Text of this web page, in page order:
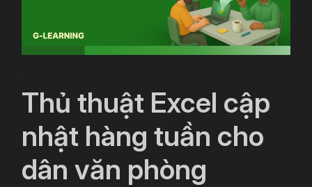
Thủ thuật Excel cập
nhật hàng tuần cho
dân văn phòng